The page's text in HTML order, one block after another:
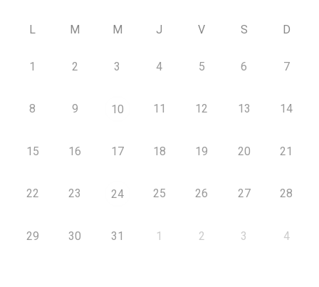
L M M J V S D
1 2 3 4 5 6 7
8 9 10 11 12 13 14
15 16 17 18 19 20 21
22 23 24 25 26 27 28
29 30 31 1 2 3 4